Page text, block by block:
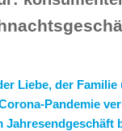
Liebe, der
Pandemie
Jahresendgeschäft